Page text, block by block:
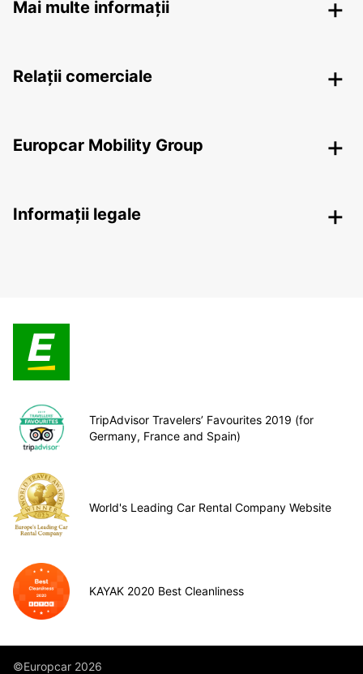
Mai multe informații
Relații comerciale
Europcar Mobility Group
Informații legale
TripAdvisor Travelers’ Favourites 2019 (for
Germany, France and Spain)
World's Leading Car Rental Company Website
KAYAK 2020 Best Cleanliness
©Europcar 2026